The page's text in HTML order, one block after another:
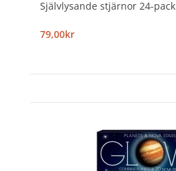
Självlysande stjärnor 24-pack
79,00kr